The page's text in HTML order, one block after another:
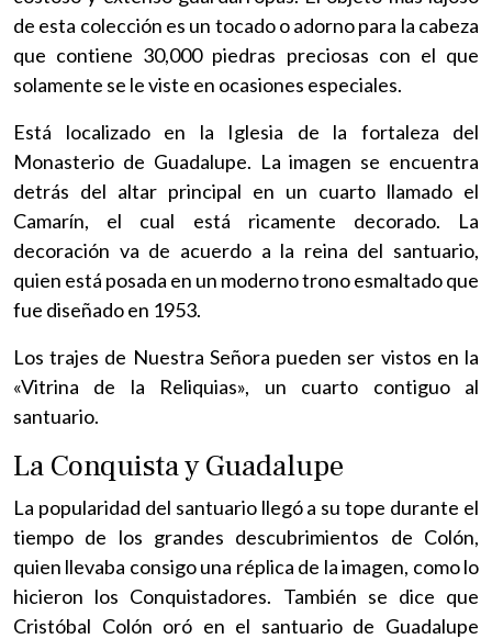
de esta colección es un tocado o adorno para la cabeza
que contiene 30,000 piedras preciosas con el que
solamente se le viste en ocasiones especiales.
Está localizado en la Iglesia de la fortaleza del
Monasterio de Guadalupe. La imagen se encuentra
detrás del altar principal en un cuarto llamado el
Camarín, el cual está ricamente decorado. La
decoración va de acuerdo a la reina del santuario,
quien está posada en un moderno trono esmaltado que
fue diseñado en 1953.
Los trajes de Nuestra Señora pueden ser vistos en la
«Vitrina de la Reliquias», un cuarto contiguo al
santuario.
La Conquista y Guadalupe
La popularidad del santuario llegó a su tope durante el
tiempo de los grandes descubrimientos de Colón,
quien llevaba consigo una réplica de la imagen, como lo
hicieron los Conquistadores. También se dice que
Cristóbal Colón oró en el santuario de Guadalupe